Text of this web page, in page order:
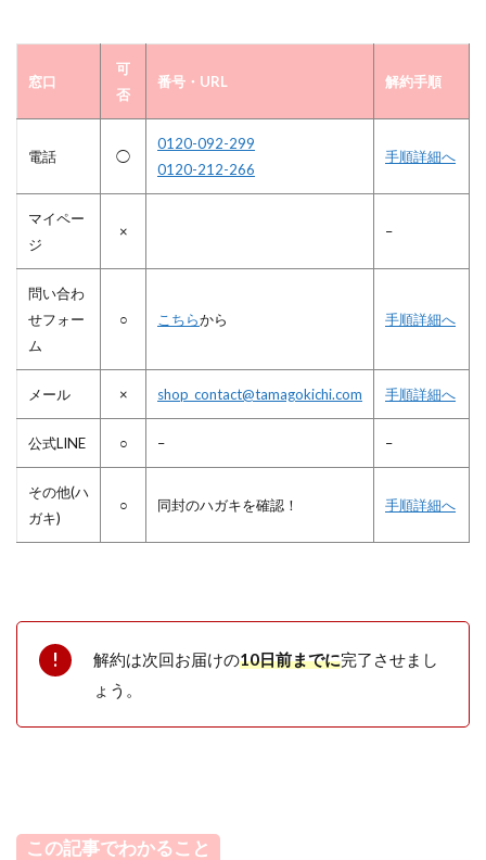
窓口
可
否
番号・URL 解約手順
電話 ◯
0120-092-299
0120-212-266
手順詳細へ
マイペー
ジ
× –
問い合わ
せフォー
ム
○ こちらから 手順詳細へ
メール × shop_contact@tamagokichi.com 手順詳細へ
公式LINE ○ – –
その他(ハ
ガキ)
○ 同封のハガキを確認！ 手順詳細へ
解約は次回お届けの10日前までに完了させまし
ょう。
この記事でわかること